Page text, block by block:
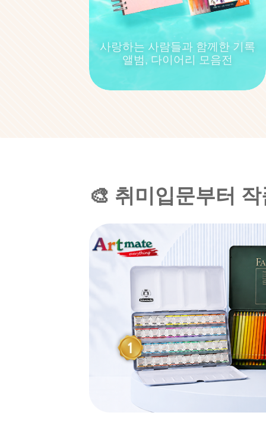
사랑하는 사람들과 함께한 기록
앨범, 다이어리 모음전
🎨 취미입문부터